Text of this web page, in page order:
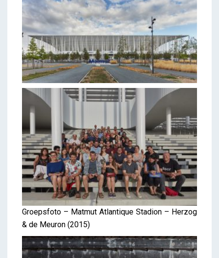
Groepsfoto – Matmut Atlantique Stadion – Herzog
& de Meuron (2015)